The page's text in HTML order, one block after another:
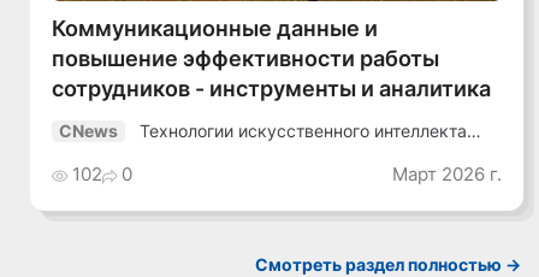
Коммуникационные данные и
повышение эффективности работы
сотрудников - инструменты и аналитика
CNews
Технологии искусственного интеллекта
102 0 Март 2026 г.
Смотреть раздел полностью ->